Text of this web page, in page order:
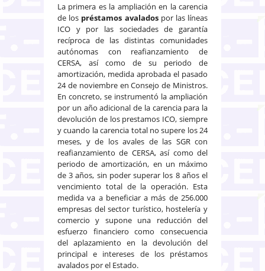
La primera es la ampliación en la carencia
de los préstamos avaladospor las líneas
ICO y por las sociedades de garantía
recíproca de las distintas comunidades
autónomas con reafianzamiento de
CERSA, así como de su periodo de
amortización, medida aprobada el pasado
24 de noviembre en Consejo de Ministros.
En concreto, se instrumentó la ampliación
por un año adicional de la carencia para la
devolución de los prestamos ICO, siempre
y cuando la carencia total no supere los 24
meses, y de los avales de las SGR con
reafianzamiento de CERSA, así como del
periodo de amortización, en un máximo
de 3 años, sin poder superar los 8 años el
vencimiento total de la operación. Esta
medida va a beneficiar a más de 256.000
empresas del sector turístico, hostelería y
comercio y supone una reducción del
esfuerzo financiero como consecuencia
del aplazamiento en la devolución del
principal e intereses de los préstamos
avalados por el Estado.